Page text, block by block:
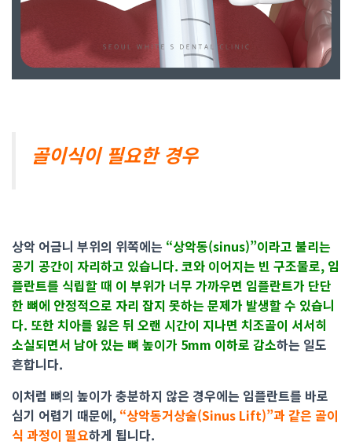
골이식이 필요한 경우
상악 어금니 부위의 위쪽에는 “상악동(sinus)”이라고 불리는
공기 공간이 자리하고 있습니다. 코와 이어지는 빈 구조물로, 임
플란트를 식립할 때 이 부위가 너무 가까우면 임플란트가 단단
한 뼈에 안정적으로 자리 잡지 못하는 문제가 발생할 수 있습니
다. 또한 치아를 잃은 뒤 오랜 시간이 지나면 치조골이 서서히
소실되면서 남아 있는 뼈 높이가 5mm 이하로 감소하는 일도
흔합니다.
이처럼 뼈의 높이가 충분하지 않은 경우에는 임플란트를 바로
심기 어렵기 때문에, “상악동거상술(Sinus Lift)”과 같은 골이
식 과정이 필요하게 됩니다.